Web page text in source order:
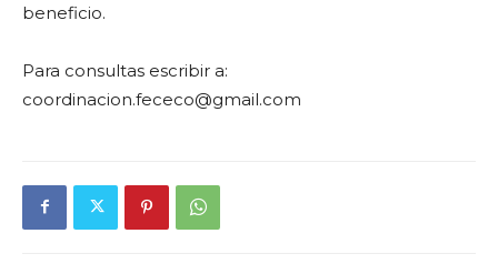
beneficio.
Para consultas escribir a:
coordinacion.fececo@gmail.com